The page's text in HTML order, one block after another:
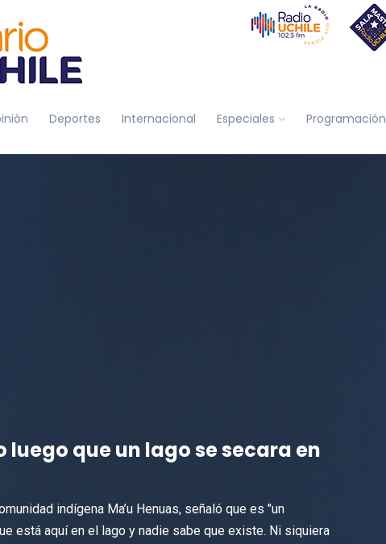
Deportes Internacional Especiales Programación
que un lago se secara en
indígena Ma’u Henuas, señaló que es "un
está aquí en el lago y nadie sabe que existe. Ni siquiera